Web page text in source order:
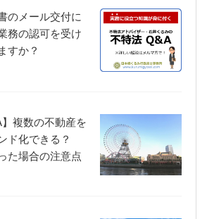
のメール交付に
務の認可を受け
すか？
】複数の不動産を
ド化できる？
た場合の注意点